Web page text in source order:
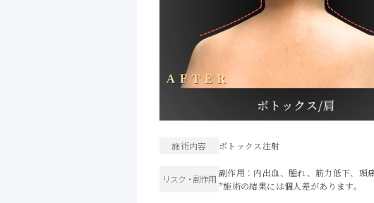
施術内容 ボトックス注射
リスク・ 副作用
副作用：内出血、腫れ、筋力低下、頭
*施術の結果には個人差があります。